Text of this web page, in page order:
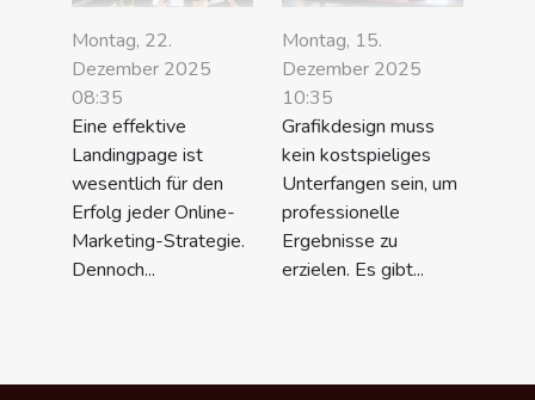
Montag, 22.
Dezember 2025
08:35
Eine effektive
Landingpage ist
wesentlich für den
Erfolg jeder Online-
Marketing-Strategie.
Dennoch...
Montag, 15.
Dezember 2025
10:35
Grafikdesign muss
kein kostspieliges
Unterfangen sein, um
professionelle
Ergebnisse zu
erzielen. Es gibt...